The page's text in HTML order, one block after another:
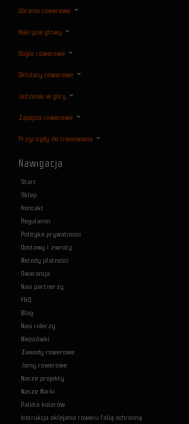
Ubrania rowerowe
Nakrycia głowy
Gogle rowerowe
Oklulary rowerowe
Jedzenie w góry
Zapięcia rowerowe
Przyrządy do trenowania
Nawigacja
Start
Sklep
Kontakt
Regulamin
Polityka prywatności
Dostawy i zwroty
Metody płatności
Gwarancja
Nasi partnerzy
F&Q
Blog
Nasi riderzy
Miejscówki
Zawody rowerowe
Jamy rowerowe
Nasze projekty
Nasze Marki
Paleta kolorów
Instrukcja oklejania roweru folią ochronną